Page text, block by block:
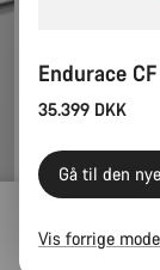
Endurace
Endurace
35.399 DKK
Gå til den
Vis forrige